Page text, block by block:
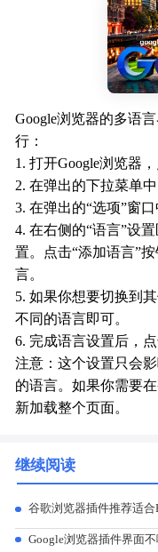
Google浏览器的多语
行：
1. 打开Google浏览器
2. 在弹出的下拉菜单中
3. 在弹出的“选项”窗
4. 在右侧的“语言”设
置。点击“添加语言”
言。
5. 如果你想要切换到
不同的语言即可。
6. 完成语言设置后，点
注意：这个设置只会
的语言。如果你需要
新加载整个页面。
继续阅读
谷歌浏览器插件推荐适
Google浏览器插件界面